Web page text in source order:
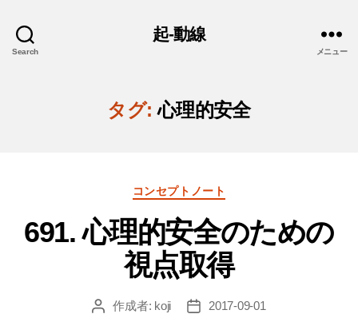
Search
起-動線
メニュー
タグ: 心理的安全
カ
ゴ
リ
ー
コンセプトノート
691. 心理的安全のための
視点取得
投
作成者: koji
投
2017-09-01